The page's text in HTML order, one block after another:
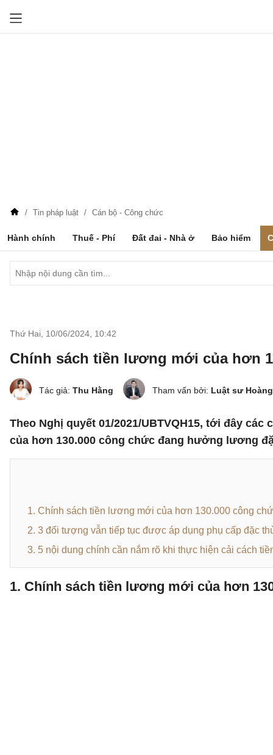
Tin pháp luật Cán bộ - Công chức
Hành chính Thuế - Phí Đất đai - Nhà ở Bảo hiểm
Thứ Hai, 10/06/2024 10:42
Chính sách tiền lương mới của hơn
Tác giả: Thu Hằng Tham vấn bởi: Luật sư
Theo Nghị quyết 01/2021/UBTVQH15, tới đây
của hơn 130.000 công chức đang hưởng lương
1. Chính sách tiền lương mới của hơn 130.000 công
2. 3 đối tượng vẫn tiếp tục được áp dụng phụ cấp đặc
3. 5 nội dung chính cần nắm rõ khi thực hiện cải cách
1. Chính sách tiền lương mới của hơn